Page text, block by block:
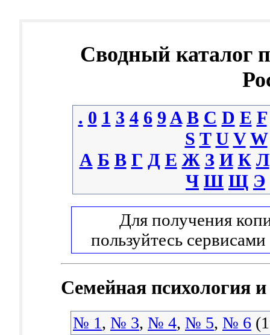
Сводный каталог
. 0 1 3 4 6 9 A B C D E F
S T U V W
А Б В Г Д Е Ж З И К Л
Ч Ш Щ Э
Для получения
пользуйтесь сервисами
Семейная психология
№ 1, № 3, № 4, № 5, № 6